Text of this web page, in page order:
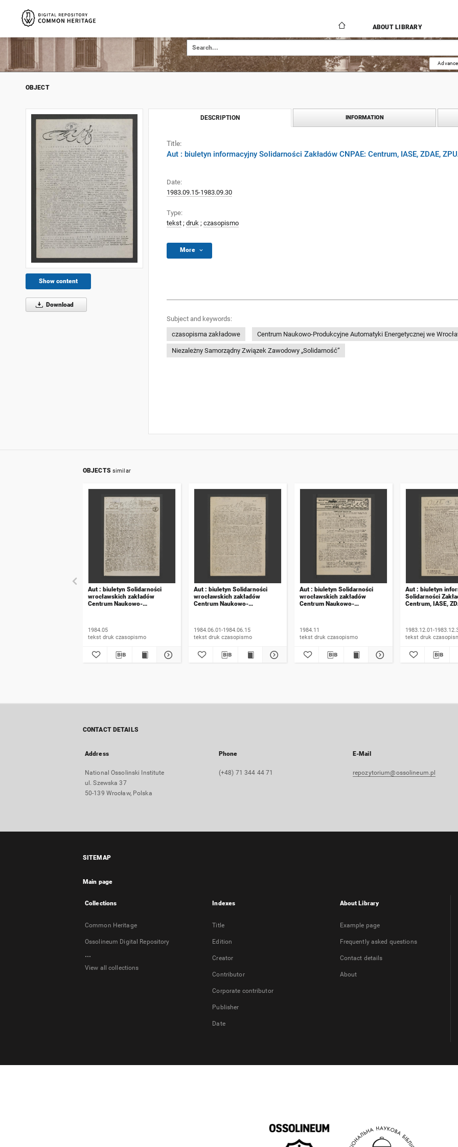
ABOUT LIBRARY
OBJECT
Show content
Download
DESCRIPTION INFORMATION
Title:
Aut : biuletyn informacyjny Solidarności Zakładów CNPAE: Centrum, IASE, ZDAE,
Date:
1983.09.15-1983.09.30
Type:
tekst ; druk ; czasopismo
More
Subject and keywords:
czasopisma zakładowe
Centrum Naukowo-Produkcyjne Automatyki Energetycznej we
Niezależny Samorządny Związek Zawodowy „Solidarność”
OBJECTS similar
Aut : biuletyn Solidarności
wrocławskich zakładów
Centrum Naukowo-
1984.05
tekst druk czasopismo
Aut : biuletyn Solidarności
wrocławskich zakładów
Centrum Naukowo-
1984.06.01-1984.06.15
tekst druk czasopismo
Aut : biuletyn Solidarności
wrocławskich zakładów
Centrum Naukowo-
1984.11
tekst druk czasopismo
Aut : biuletyn
Solidarności
Centrum, IASE,
1983.12.01-
tekst druk
CONTACT DETAILS
Address
National Ossolinski Institute
ul. Szewska 37
50-139 Wrocław, Polska
Phone
(+48) 71 344 44 71
E-Mail
repozytorium@ossolineum.pl
SITEMAP
Main page
Collections
Common Heritage
Ossolineum Digital Repository
...
View all collections
Indexes
Title
Edition
Creator
Contributor
Corporate contributor
Publisher
Date
About Library
Example page
Frequently asked questions
Contact details
About